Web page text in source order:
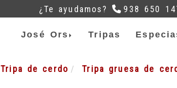
¿Te ayudamos? 938 650
José Ors Tripas
Tripa de cerdo Tripa gruesa de